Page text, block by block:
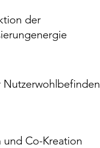
der
Nutzerwohlbefinden
und Co-Kreation